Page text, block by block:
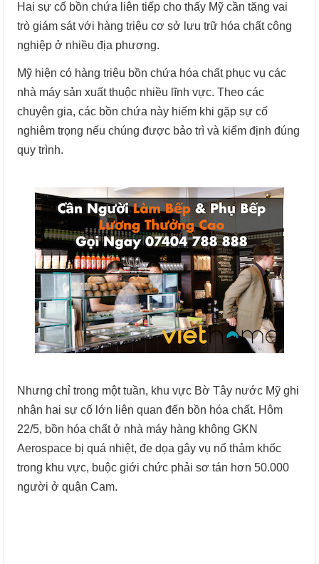
Hai sự cố bồn chứa liên tiếp cho thấy Mỹ cần tăng vai
trò giám sát với hàng triệu cơ sở lưu trữ hóa chất công
nghiệp ở nhiều địa phương.
Mỹ hiện có hàng triệu bồn chứa hóa chất phục vụ các
nhà máy sản xuất thuộc nhiều lĩnh vực. Theo các
chuyên gia, các bồn chứa này hiếm khi gặp sự cố
nghiêm trọng nếu chúng được bảo trì và kiểm định đúng
quy trình.
Nhưng chỉ trong một tuần, khu vực Bờ Tây nước Mỹ ghi
nhận hai sự cố lớn liên quan đến bồn hóa chất. Hôm
22/5, bồn hóa chất ở nhà máy hàng không GKN
Aerospace bị quá nhiệt, đe dọa gây vụ nổ thảm khốc
trong khu vực, buộc giới chức phải sơ tán hơn 50.000
người ở quận Cam.